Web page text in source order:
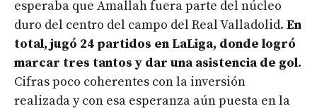
esperaba que Amallah fuera parte del núcleo
duro del centro del campo del Real Valladolid. En
total, jugó 24 partidos en LaLiga, donde logró
marcar tres tantos y dar una asistencia de gol.
Cifras poco coherentes con la inversión
realizada y con esa esperanza aún puesta en la